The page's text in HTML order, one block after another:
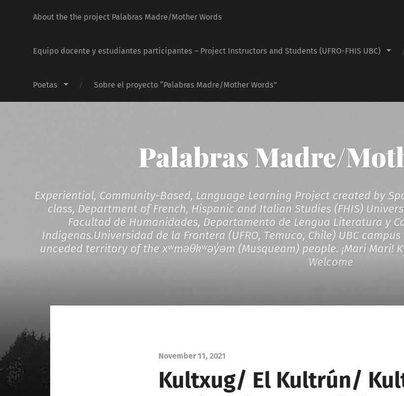
About the the project Palabras Madre/Mother Words
Equipo docente y estudiantes participantes – Project Instructors and Students (UFRO-FHIS UBC)
Poetas Sobre el proyecto “Palabras Madre/Mother Words”
Palabras Madre/
Experiential, Community-Based, Language Learning Project created by
class, Department of French, Hispanic and Italian Studies (FHIS)
Facultad de Humanidades, Departamento de Lengua Literatura y
Indígenas.Universidad de la Frontera (UFRO, Temuco, Chile) UBC
unceded territory of the xʷməθkʷəy̓əm (Musqueam) people. ¡Mari Mari!
Welcome
November 11, 2021
Kultxug/ El Kultrún/